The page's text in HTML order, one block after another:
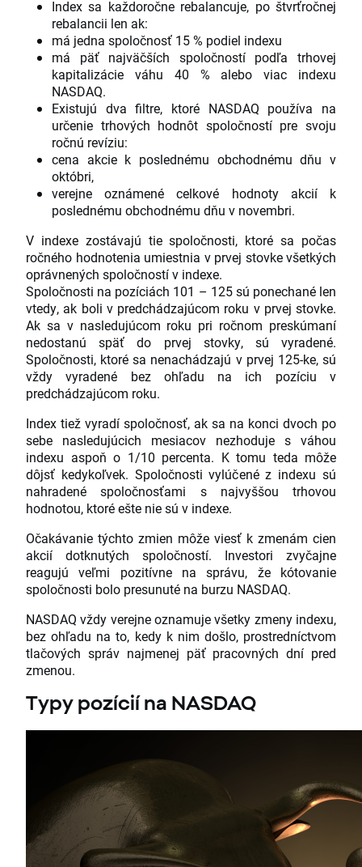
Index sa každoročne rebalancuje, po štvrťročnej
rebalancii len ak:
má jedna spoločnosť 15 % podiel indexu
má päť najväčších spoločností podľa trhovej
kapitalizácie váhu 40 % alebo viac indexu
NASDAQ.
Existujú dva filtre, ktoré NASDAQ používa na
určenie trhových hodnôt spoločností pre svoju
ročnú revíziu:
cena akcie k poslednému obchodnému dňu v
októbri,
verejne oznámené celkové hodnoty akcií k
poslednému obchodnému dňu v novembri.
V indexe zostávajú tie spoločnosti, ktoré sa počas
ročného hodnotenia umiestnia v prvej stovke všetkých
oprávnených spoločností v indexe.
Spoločnosti na pozíciách 101 – 125 sú ponechané len
vtedy, ak boli v predchádzajúcom roku v prvej stovke.
Ak sa v nasledujúcom roku pri ročnom preskúmaní
nedostanú späť do prvej stovky, sú vyradené.
Spoločnosti, ktoré sa nenachádzajú v prvej 125-ke, sú
vždy vyradené bez ohľadu na ich pozíciu v
predchádzajúcom roku.
Index tiež vyradí spoločnosť, ak sa na konci dvoch po
sebe nasledujúcich mesiacov nezhoduje s váhou
indexu aspoň o 1/10 percenta. K tomu teda môže
dôjsť kedykoľvek. Spoločnosti vylúčené z indexu sú
nahradené spoločnosťami s najvyššou trhovou
hodnotou, ktoré ešte nie sú v indexe.
Očakávanie týchto zmien môže viesť k zmenám cien
akcií dotknutých spoločností. Investori zvyčajne
reagujú veľmi pozitívne na správu, že kótovanie
spoločnosti bolo presunuté na burzu NASDAQ.
NASDAQ vždy verejne oznamuje všetky zmeny indexu,
bez ohľadu na to, kedy k nim došlo, prostredníctvom
tlačových správ najmenej päť pracovných dní pred
zmenou.
Typy pozícií na NASDAQ